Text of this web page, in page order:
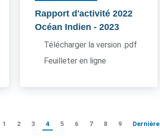
Rapport d'activité 2022
Océan Indien - 2023
Télécharger la version .pdf
Feuilleter en ligne
1 2 3 4 5 6 7 8 9 Dernière